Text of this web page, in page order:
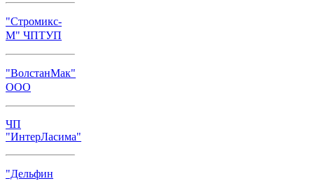
"Стромикс-
М" ЧПТУП
"ВолстанМак"
ООО
ЧП
"ИнтерЛасима"
"Дельфин